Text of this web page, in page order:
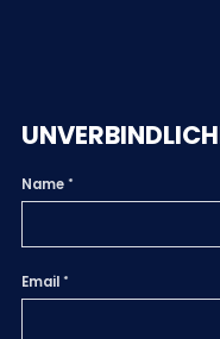
Name
Email